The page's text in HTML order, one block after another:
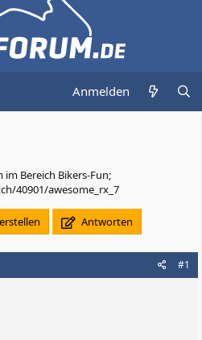
Anmelden
im Bereich Bikers-Fun;
40901/awesome_rx_7
Antworten
#1